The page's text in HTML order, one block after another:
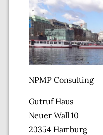
NPMP Consulting
Gutruf Haus
Neuer Wall 10
20354 Hamburg